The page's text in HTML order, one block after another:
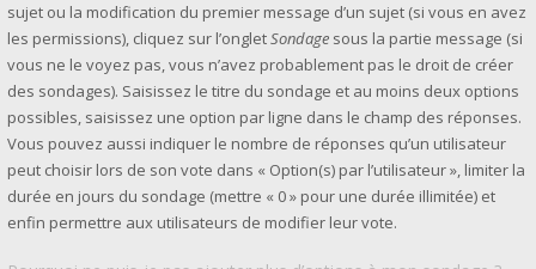
sujet ou la modification du premier message d’un sujet (si vous en avez
les permissions), cliquez sur l’ongletSondage sous la partie message (si
vous ne le voyez pas, vous n’avez probablement pas le droit de créer
des sondages). Saisissez le titre du sondage et au moins deux options
possibles, saisissez une option par ligne dans le champ des réponses.
Vous pouvez aussi indiquer le nombre de réponses qu’un utilisateur
peut choisir lors de son vote dans « Option(s) par l’utilisateur », limiter la
durée en jours du sondage (mettre « 0 » pour une durée illimitée) et
enfin permettre aux utilisateurs de modifier leur vote.